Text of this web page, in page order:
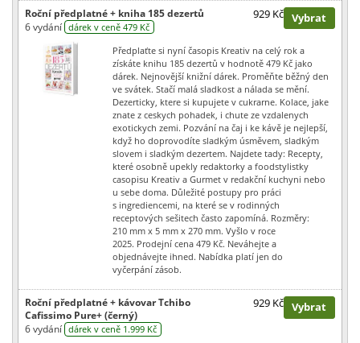
Roční předplatné + kniha 185 dezertů
6 vydání dárek v ceně 479 Kč
929 Kč Vybrat
Předplaťte si nyní časopis Kreativ na celý rok a
získáte knihu 185 dezertů v hodnotě 479 Kč jako
dárek. Nejnovější knižní dárek. Proměňte běžný den
ve svátek. Stačí malá sladkost a nálada se mění.
Dezerticky, ktere si kupujete v cukrarne. Kolace, jake
znate z ceskych pohadek, i chute ze vzdalenych
exotickych zemi. Pozvání na čaj i ke kávě je nejlepší,
když ho doprovodíte sladkým úsměvem, sladkým
slovem i sladkým dezertem. Najdete tady: Recepty,
které osobně upekly redaktorky a foodstylistky
casopisu Kreativ a Gurmet v redakční kuchyni nebo
u sebe doma. Důležité postupy pro práci
s ingrediencemi, na které se v rodinných
receptových sešitech často zapomíná. Rozměry:
210 mm x 5 mm x 270 mm. Vyšlo v roce
2025. Prodejní cena 479 Kč. Neváhejte a
objednávejte ihned. Nabídka platí jen do
vyčerpání zásob.
Roční předplatné + kávovar Tchibo
Cafissimo Pure+ (černý)
6 vydání dárek v ceně 1.999 Kč
929 Kč Vybrat